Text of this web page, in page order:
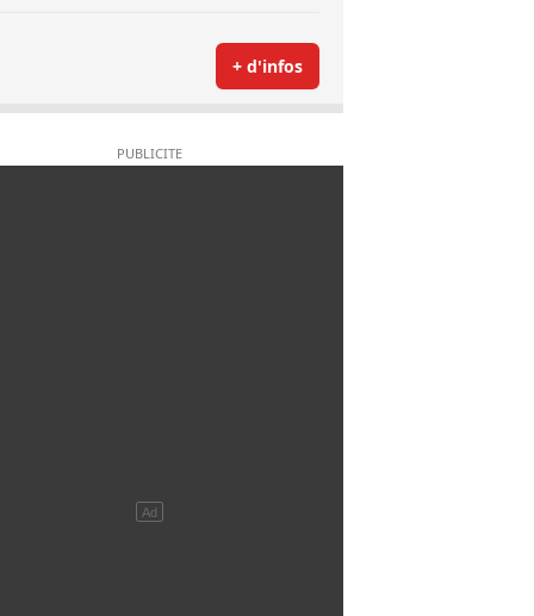
+ d'infos